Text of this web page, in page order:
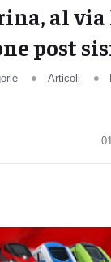
al via
post
Articoli